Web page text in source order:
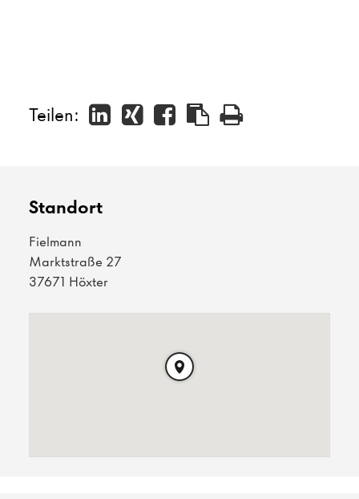
Teilen:
Standort
Fielmann
Marktstraße 27
37671 Höxter